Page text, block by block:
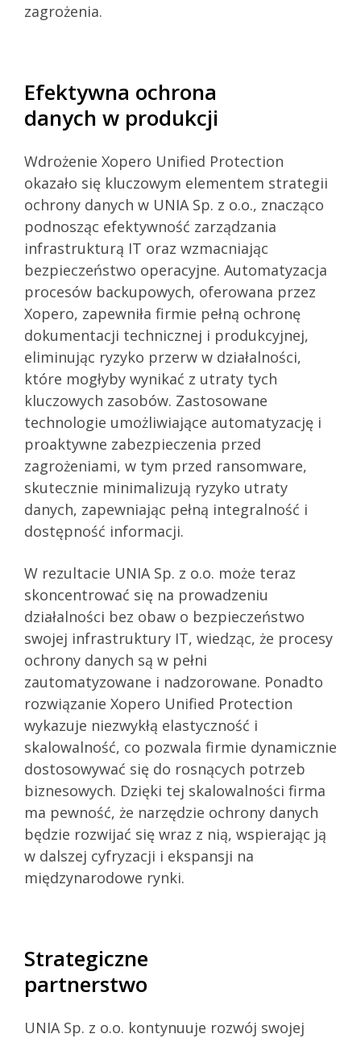
zagrożenia.
Efektywna ochrona
danych w produkcji
Wdrożenie Xopero Unified Protection
okazało się kluczowym elementem strategii
ochrony danych w UNIA Sp. z o.o., znacząco
podnosząc efektywność zarządzania
infrastrukturą IT oraz wzmacniając
bezpieczeństwo operacyjne. Automatyzacja
procesów backupowych, oferowana przez
Xopero, zapewniła firmie pełną ochronę
dokumentacji technicznej i produkcyjnej,
eliminując ryzyko przerw w działalności,
które mogłyby wynikać z utraty tych
kluczowych zasobów. Zastosowane
technologie umożliwiające automatyzację i
proaktywne zabezpieczenia przed
zagrożeniami, w tym przed ransomware,
skutecznie minimalizują ryzyko utraty
danych, zapewniając pełną integralność i
dostępność informacji.
W rezultacie UNIA Sp. z o.o. może teraz
skoncentrować się na prowadzeniu
działalności bez obaw o bezpieczeństwo
swojej infrastruktury IT, wiedząc, że procesy
ochrony danych są w pełni
zautomatyzowane i nadzorowane. Ponadto
rozwiązanie Xopero Unified Protection
wykazuje niezwykłą elastyczność i
skalowalność, co pozwala firmie dynamicznie
dostosowywać się do rosnących potrzeb
biznesowych. Dzięki tej skalowalności firma
ma pewność, że narzędzie ochrony danych
będzie rozwijać się wraz z nią, wspierając ją
w dalszej cyfryzacji i ekspansji na
międzynarodowe rynki.
Strategiczne
partnerstwo
UNIA Sp. z o.o. kontynuuje rozwój swojej